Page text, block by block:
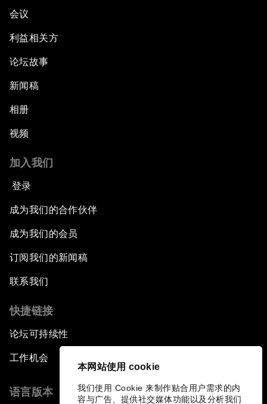
本网站使用 cookie
我们使用 Cookie 来制作贴合用户需求的内
容与广告、提供社交媒体功能以及分析我们
会议
利益相关方
论坛故事
新闻稿
相册
视频
加入我们
登录
成为我们的合作伙伴
成为我们的会员
订阅我们的新闻稿
联系我们
快捷链接
论坛可持续性
工作机会
语言版本